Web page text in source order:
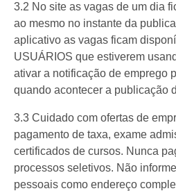
3.2 No site as vagas de um dia
ao mesmo no instante da
aplicativo as vagas ficam
USUÁRIOS que estiverem
ativar a notificação de emprego
quando acontecer a publicação
3.3 Cuidado com ofertas de
pagamento de taxa, exame
certificados de cursos. Nunca
processos seletivos. Não
pessoais como endereço